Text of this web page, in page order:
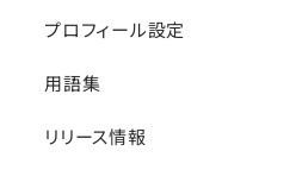
プロフィール設定
用語集
リリース情報